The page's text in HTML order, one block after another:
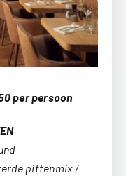
per persoon
pittenmix /